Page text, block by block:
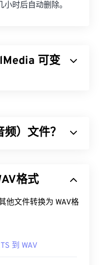
时后自动删除。
可变
）来调整带宽。
OS X 和 Linux 系
此类文件类型的默
件包括VLC 媒体播放
）文件？
文件比M4A
MP3
于 M4A 和 MP3。
Windows Media
格式
他文件转换为 WAV格
到 WAV